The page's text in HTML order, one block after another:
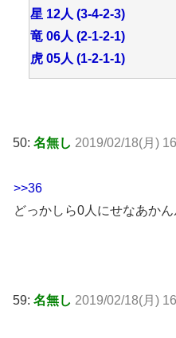
星 12人 (3-4-2-3)
竜 06人 (2-1-2-1)
虎 05人 (1-2-1-1)
50: 名無し 2019/02/18(月)
>>36
どっかしら0人にせなあか
59: 名無し 2019/02/18(月)